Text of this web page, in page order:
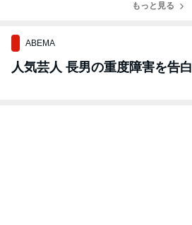
もっと見る
ABEMA
人気芸人 長男の重度障害を告白